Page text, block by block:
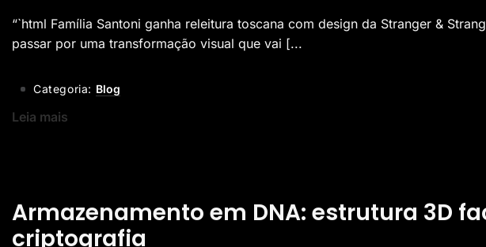
“`html Família Santoni ganha releitura toscana com design da Stranger &
passar por uma transformação visual que vai [...
Categoria: Blog
Leia mais
Armazenamento em DNA: estrutura 3D
criptografia